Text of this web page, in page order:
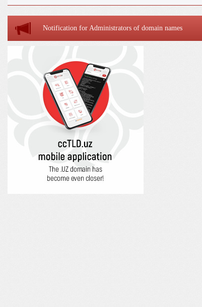
Notification for Administrators of domain names